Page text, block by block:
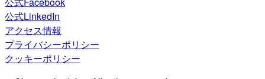
公式LinkedIn
アクセス情報
プライバシーポリシー
クッキーポリシー